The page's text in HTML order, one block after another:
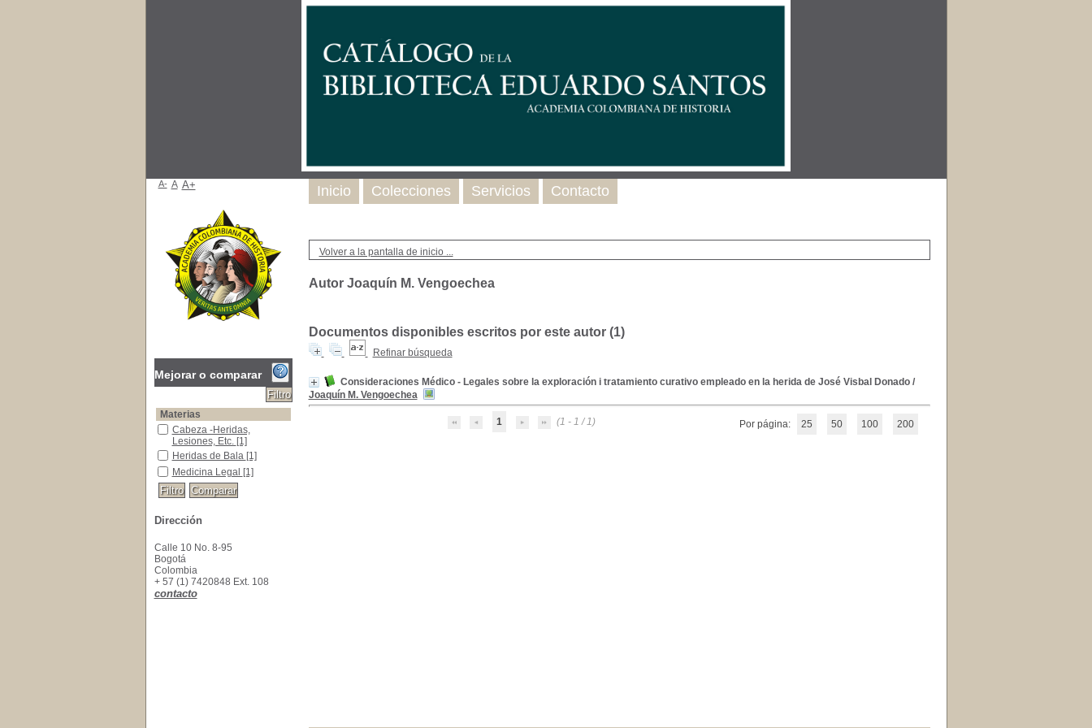
Volver a la pantalla de inicio ...
Autor Joaquín M. Vengoechea
Documentos disponibles escritos por este autor (1)
Refinar búsqueda
Consideraciones Médico - Legales sobre la exploración i tratamiento curativo empleado en la herida de José Visbal Donado/
Joaquín M. Vengoechea
1 (1 - 1 / 1) Por página: 25 50 100 200
Inicio Colecciones Servicios Contacto
A- A A+
Mejorar o comparar
Materias
Cabeza -Heridas, Lesiones, Etc.
Cabeza -Heridas,
Lesiones, Etc. [1]
Heridas de Bala
Heridas de Bala [1]
Medicina Legal
Medicina Legal [1]
Dirección
Calle 10 No. 8-95
Bogotá
Colombia
+ 57 (1) 7420848 Ext. 108
contacto